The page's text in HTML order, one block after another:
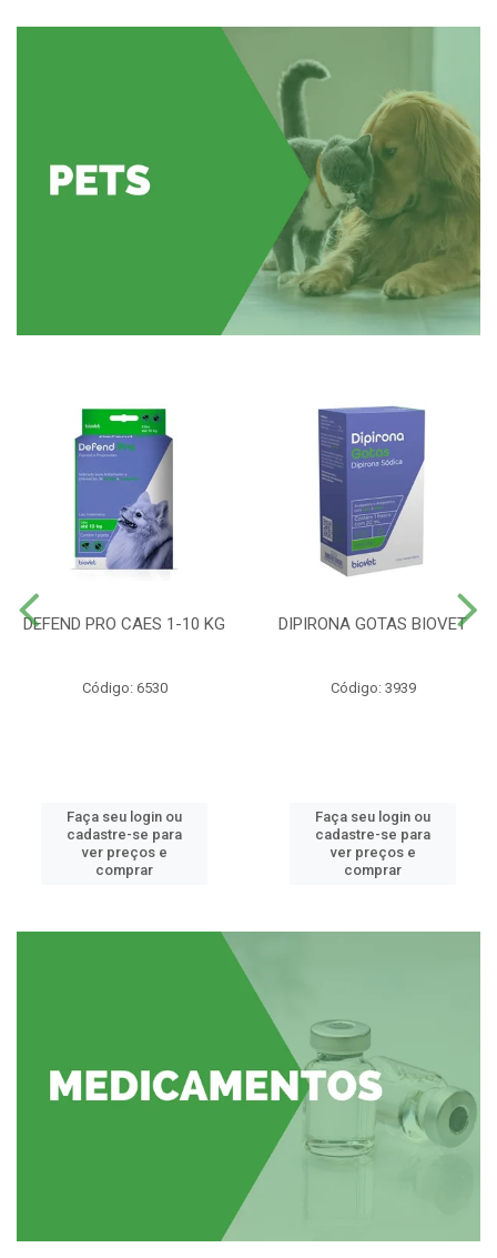
DEFEND PRO CAES 1-10 KG
Código: 6530
Faça seu login ou
cadastre-se para
ver preços e
comprar
DIPIRONA GOTAS BIOVET
Código: 3939
Faça seu login ou
cadastre-se para
ver preços e
comprar